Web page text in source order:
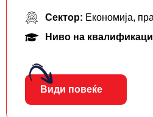
Сектор: Економија,
Ниво на
Види повеќе